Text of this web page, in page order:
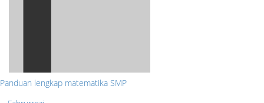
Panduan lengkap matematika SMP